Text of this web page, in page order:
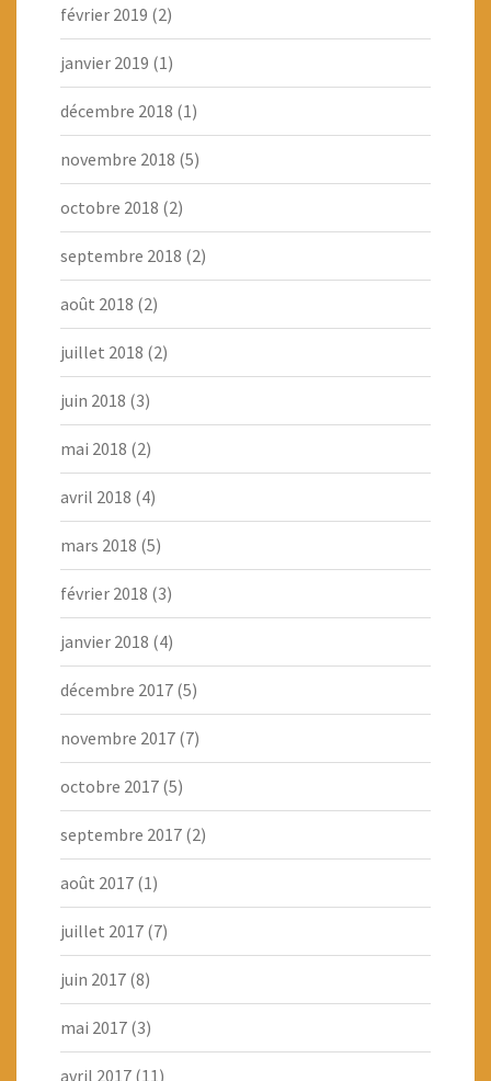
février 2019 (2)
janvier 2019 (1)
décembre 2018 (1)
novembre 2018 (5)
octobre 2018 (2)
septembre 2018 (2)
août 2018 (2)
juillet 2018 (2)
juin 2018 (3)
mai 2018 (2)
avril 2018 (4)
mars 2018 (5)
février 2018 (3)
janvier 2018 (4)
décembre 2017 (5)
novembre 2017 (7)
octobre 2017 (5)
septembre 2017 (2)
août 2017 (1)
juillet 2017 (7)
juin 2017 (8)
mai 2017 (3)
avril 2017 (11)